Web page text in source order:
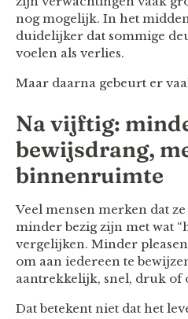
nog mogelijk. In het
duidelijker dat sommige
voelen als verlies.
Maar daarna gebeurt er
Na vijftig:
bewijsdrang,
binnenruimte
Veel mensen merken dat
minder bezig zijn met wat
vergelijken. Minder
om aan iedereen te
aantrekkelijk, snel, druk of
Dat betekent niet dat het